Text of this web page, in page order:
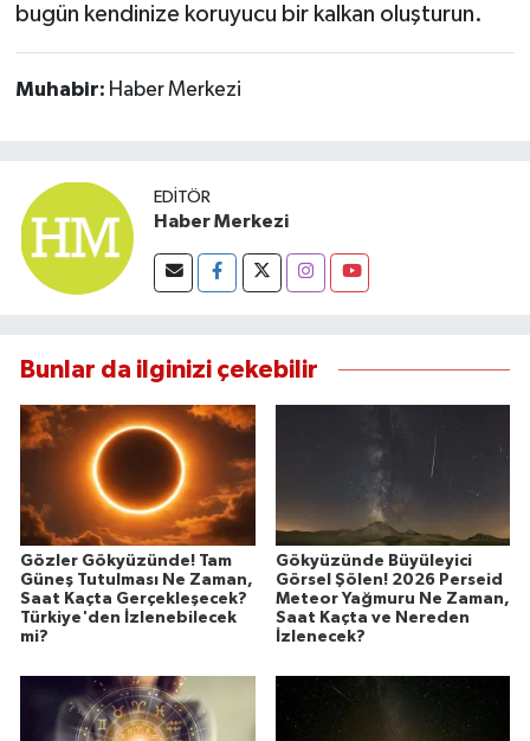
bugün kendinize koruyucu bir kalkan oluşturun.
Muhabir: Haber Merkezi
EDITÖR
Haber Merkezi
Bunlar da ilginizi çekebilir
Gözler Gökyüzünde! Tam
Güneş Tutulması Ne Zaman,
Saat Kaçta Gerçekleşecek?
Türkiye'den İzlenebilecek
mi?
Gökyüzünde Büyüleyici
Görsel Şölen! 2026 Perseid
Meteor Yağmuru Ne Zaman,
Saat Kaçta ve Nereden
İzlenecek?